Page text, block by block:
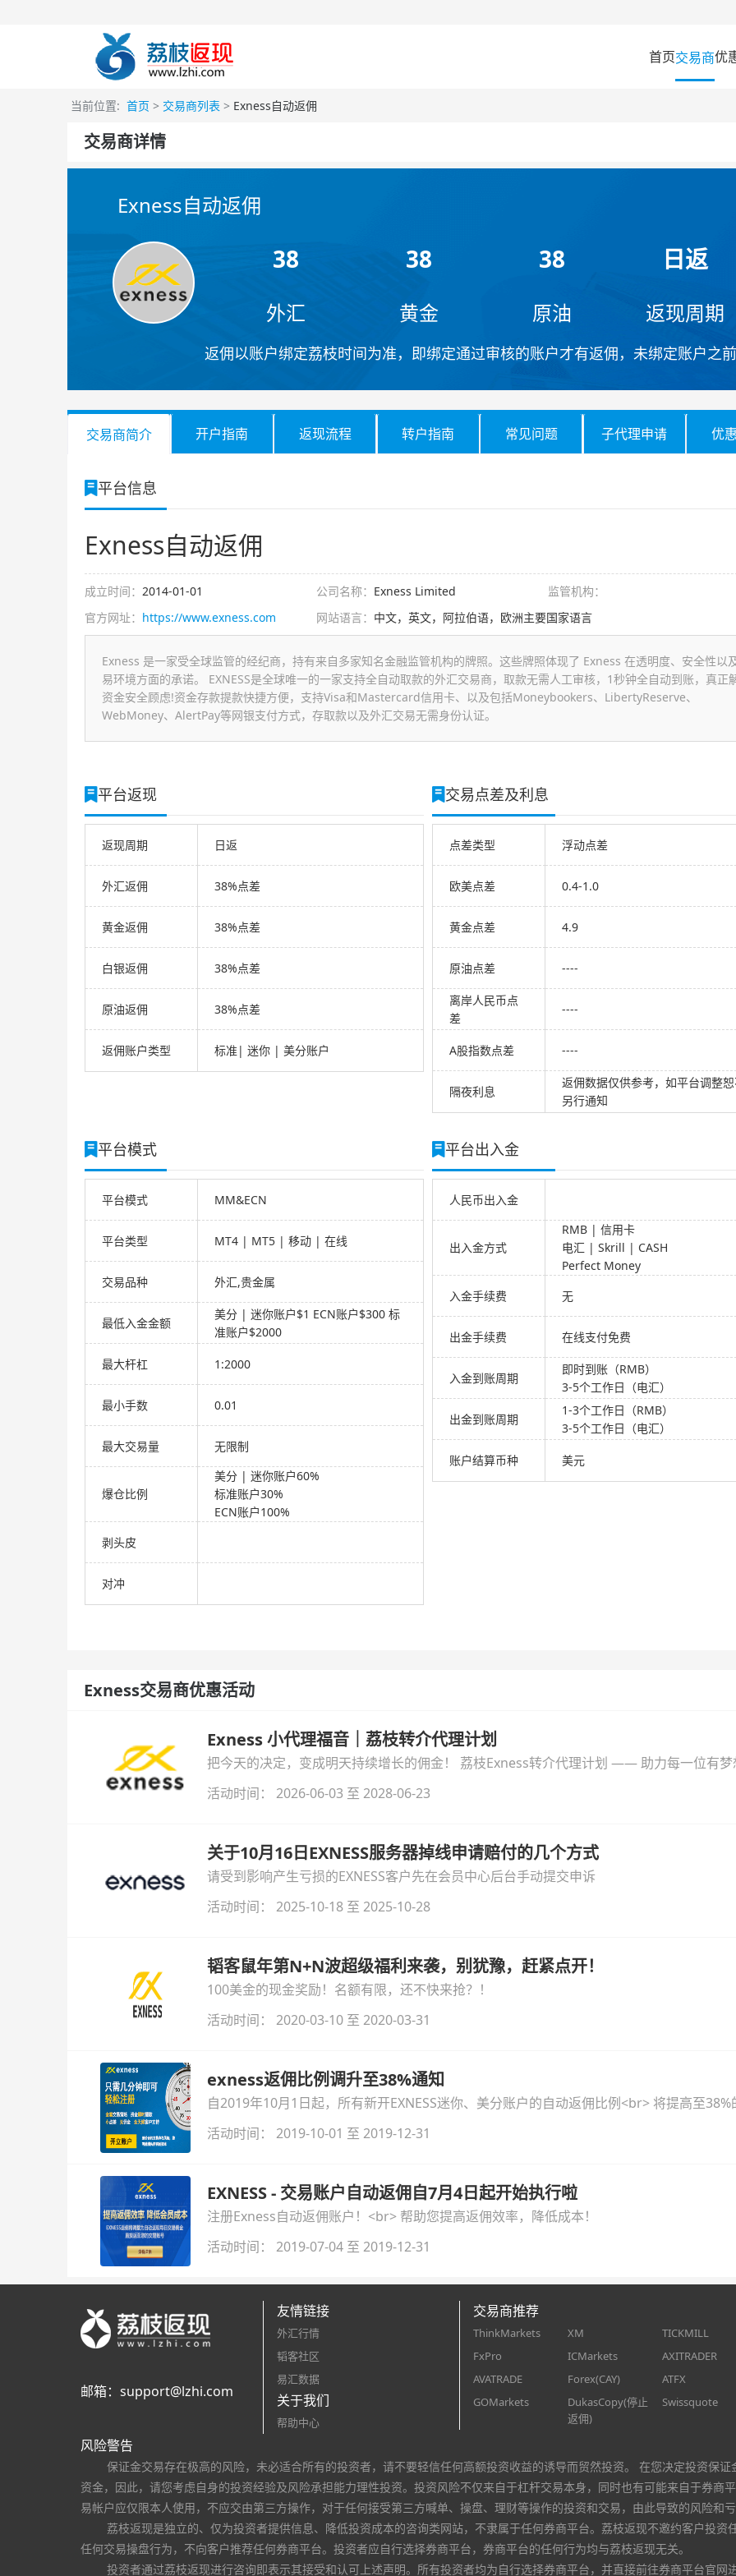
首页交易商优
当前位置: 首页 > 交易商列表 > Exness自动返佣
交易商详情
Exness自动返佣
38
外汇
38
黄金
38
原油
日返
返现周期
返佣以账户绑定荔枝时间为准，即绑定通过审核的账户才有返佣，未绑定账户之
交易商简介 开户指南 返现流程 转户指南 常见问题 子代理申请 优
平台信息
Exness自动返佣
成立时间： 2014-01-01 公司名称： Exness Limited
监管机构：
官方网址： https://www.exness.com 网站语言： 中文，英文，阿拉伯语，欧洲主要国家语言
Exness 是一家受全球监管的经纪商，持有来自多家知名金融监管机构的牌照。这些牌照体现了 Exness 在透明度、安全性以
易环境方面的承诺。 EXNESS是全球唯一的一家支持全自动取款的外汇交易商，取款无需人工审核，1秒钟全自动到账，真正
资金安全顾虑!资金存款提款快捷方便，支持Visa和Mastercard信用卡、以及包括Moneybookers、LibertyReserve、
WebMoney、AlertPay等网银支付方式，存取款以及外汇交易无需身份认证。
平台返现
返现周期 日返
外汇返佣 38%点差
黄金返佣 38%点差
白银返佣 38%点差
原油返佣 38%点差
返佣账户类型 标准| 迷你 | 美分账户
交易点差及利息
点差类型 浮动点差
欧美点差 0.4-1.0
黄金点差 4.9
原油点差 ----
离岸人民币点
差
----
A股指数点差 ----
隔夜利息
返佣数据仅供参考，如平台调整
另行通知
平台模式
平台模式 MM&ECN
平台类型 MT4 | MT5 | 移动 | 在线
交易品种 外汇,贵金属
最低入金金额
美分 | 迷你账户$1 ECN账户$300 标
准账户$2000
最大杆杠 1:2000
最小手数 0.01
最大交易量 无限制
爆仓比例
美分 | 迷你账户60%
标准账户30%
ECN账户100%
剥头皮
对冲
平台出入金
人民币出入金
出入金方式
RMB | 信用卡
电汇 | Skrill | CASH
Perfect Money
入金手续费
无
出金手续费 在线支付免费
入金到账周期
即时到账（RMB）
3-5个工作日（电汇）
出金到账周期
1-3个工作日（RMB）
3-5个工作日（电汇）
账户结算币种 美元
Exness交易商优惠活动
Exness 小代理福音｜荔枝转介代理计划
把今天的决定，变成明天持续增长的佣金！ 荔枝Exness转介代理计划 —— 助力每一位有
更高收益。
活动时间： 2026-06-03 至 2028-06-23
关于10月16日EXNESS服务器掉线申请赔付的几个方式
请受到影响产生亏损的EXNESS客户先在会员中心后台手动提交申诉
活动时间： 2025-10-18 至 2025-10-28
韬客鼠年第N+N波超级福利来袭，别犹豫，赶紧点开！
100美金的现金奖励！名额有限，还不快来抢？！
活动时间： 2020-03-10 至 2020-03-31
exness返佣比例调升至38%通知
自2019年10月1日起，所有新开EXNESS迷你、美分账户的自动返佣比例<br> 将提高至
活动时间： 2019-10-01 至 2019-12-31
EXNESS - 交易账户自动返佣自7月4日起开始执行啦
注册Exness自动返佣账户！<br> 帮助您提高返佣效率，降低成本！
活动时间： 2019-07-04 至 2019-12-31
邮箱： support@lzhi.com
友情链接
外汇行情
韬客社区
易汇数据
关于我们
帮助中心
交易商推荐
ThinkMarkets XM
TICKMILL
FxPro
ICMarkets
AXITRADER
AVATRADE
Forex(CAY)
ATFX
GOMarkets
DukasCopy(停止
返佣)
Swissquote
风险警告
保证金交易存在极高的风险，未必适合所有的投资者，请不要轻信任何高额投资收益的诱导而贸然投资。 在您决定投资保
资金，因此，请您考虑自身的投资经验及风险承担能力理性投资。投资风险不仅来自于杠杆交易本身，同时也有可能来自于券商
易帐户应仅限本人使用，不应交由第三方操作，对于任何接受第三方喊单、操盘、理财等操作的投资和交易，由此导致的风险和
荔枝返现是独立的、仅为投资者提供信息、降低投资成本的咨询类网站，不隶属于任何券商平台。荔枝返现不邀约客户投
任何交易操盘行为，不向客户推荐任何券商平台。投资者应自行选择券商平台，券商平台的任何行为均与荔枝返现无关。
投资者通过荔枝返现进行咨询即表示其接受和认可上述声明。所有投资者均为自行选择券商平台，并直接前往券商平台官